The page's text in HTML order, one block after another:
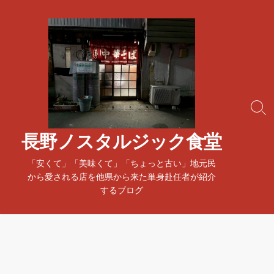
長野ノスタルジック食堂
「安くて」「美味くて」「ちょっと古い」地元民
から愛される店を他県から来た単身赴任者が紹介
するブログ
検